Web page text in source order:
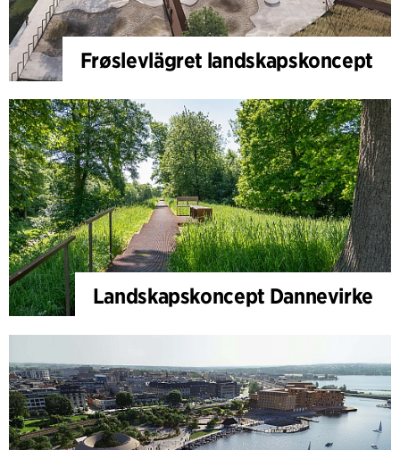
Frøslevlägret landskapskoncept
Landskapskoncept Dannevirke